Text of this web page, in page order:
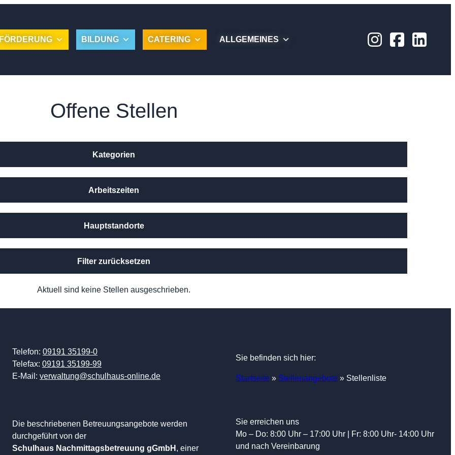
FÖRDERUNG BILDUNG CATERING ALLGEMEINES
Offene Stellen
Kategorien
Arbeitszeiten
Hauptstandorte
Filter zurücksetzen
Aktuell sind keine Stellen ausgeschrieben.
Telefon: 09191 35199-0
Telefax: 09191 35199-99
E-Mail: verwaltung@schulhaus-online.de
Sie befinden sich hier:
Startseite » Stellenangebote » Stellenliste
Die beschriebenen Betreuungsangebote werden
durchgeführt von der
Schulhaus Nachmittagsbetreuung gGmbH , einer
Sie erreichen uns
Mo – Do: 8:00 Uhr – 17:00 Uhr | Fr: 8:00 Uhr- 14:00 Uhr
und nach Vereinbarung